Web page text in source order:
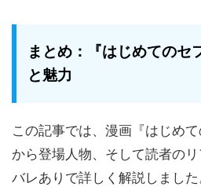
まとめ：『はじめてのセ
と魅力
この記事では、漫画『はじめ
から登場人物、そして読者の
バレありで詳しく解説しました